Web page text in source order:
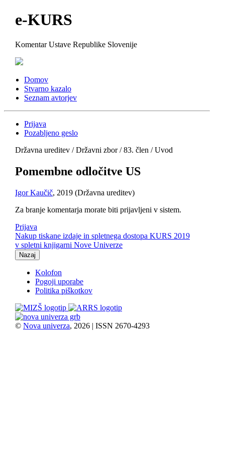
e-KURS
Komentar Ustave Republike Slovenije
Domov
Stvarno kazalo
Seznam avtorjev
Prijava
Pozabljeno geslo
Državna ureditev / Državni zbor / 83. člen / Uvod
Pomembne odločitve US
Igor Kaučič, 2019 (Državna ureditev)
Za branje komentarja morate biti prijavljeni v sistem.
Prijava
Nakup tiskane izdaje in spletnega dostopa KURS 2019
v spletni knjigarni Nove Univerze
Nazaj
Kolofon
Pogoji uporabe
Politika piškotkov
© Nova univerza, 2026 | ISSN 2670-4293